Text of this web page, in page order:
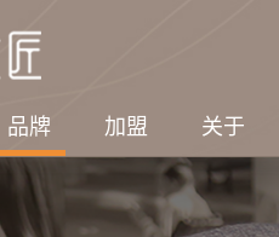
品牌 加盟 关于